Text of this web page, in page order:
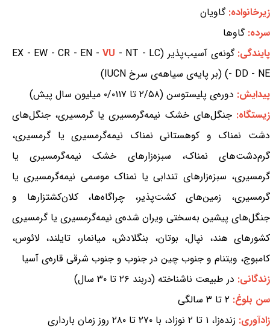
زیرخانواده:گاویان
سرده:گاوها
پایندگی:گونه‌ی آسیب‌پذیر (EX - EW - CR - EN - VU - NT - LC
- DD - NE) (بر پایه‌ی سیاهه‌ی سرخ IUCN)
پیدایش: دوره‌ی پلیستوسن (۲/۵۸ تا ۰/۰۱۱۷ میلیون سال پیش)
زیستگاه:جنگل‌های خشک نیمه‌گرمسیری یا گرمسیری، جنگل‌های
دشت نمناک و کوهستانی نمناک نیمه‌گرمسیری یا گرمسیری،
گرم‌دشت‌های نمناک، سبزه‌زارهای خشک نیمه‌گرمسیری یا
گرمسیری، سبزه‌زارهای تندابی یا نمناک موسمی نیمه‌گرمسیری یا
گرمسیری، زمین‌های کشت‌پذیر، چراگاه‌ها، کلان‌کشتزارها و
جنگل‌های پیشین به‌سختی ویران شده‌ی نیمه‌گرمسیری یا گرمسیری
کشورهای هند، نپال، بوتان، بنگلادش، میانمار، تایلند، لائوس،
کامبوج، ویتنام و جنوب چین در جنوب و جنوب شرقی قاره‌ی آسیا
زندگانی: در طبیعت ناشناخته (دربند ۲۶ تا ۳۰ سال)
سن بلوغ: ۲ تا ۳ سالگی
زادآوری: زنده‌زا، ۱ تا ۲ نوزاد، با ۲۷۰ تا ۲۸۰ روز زمان بارداری